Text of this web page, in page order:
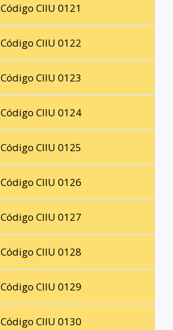
Código CIIU 0121
Código CIIU 0122
Código CIIU 0123
Código CIIU 0124
Código CIIU 0125
Código CIIU 0126
Código CIIU 0127
Código CIIU 0128
Código CIIU 0129
Código CIIU 0130